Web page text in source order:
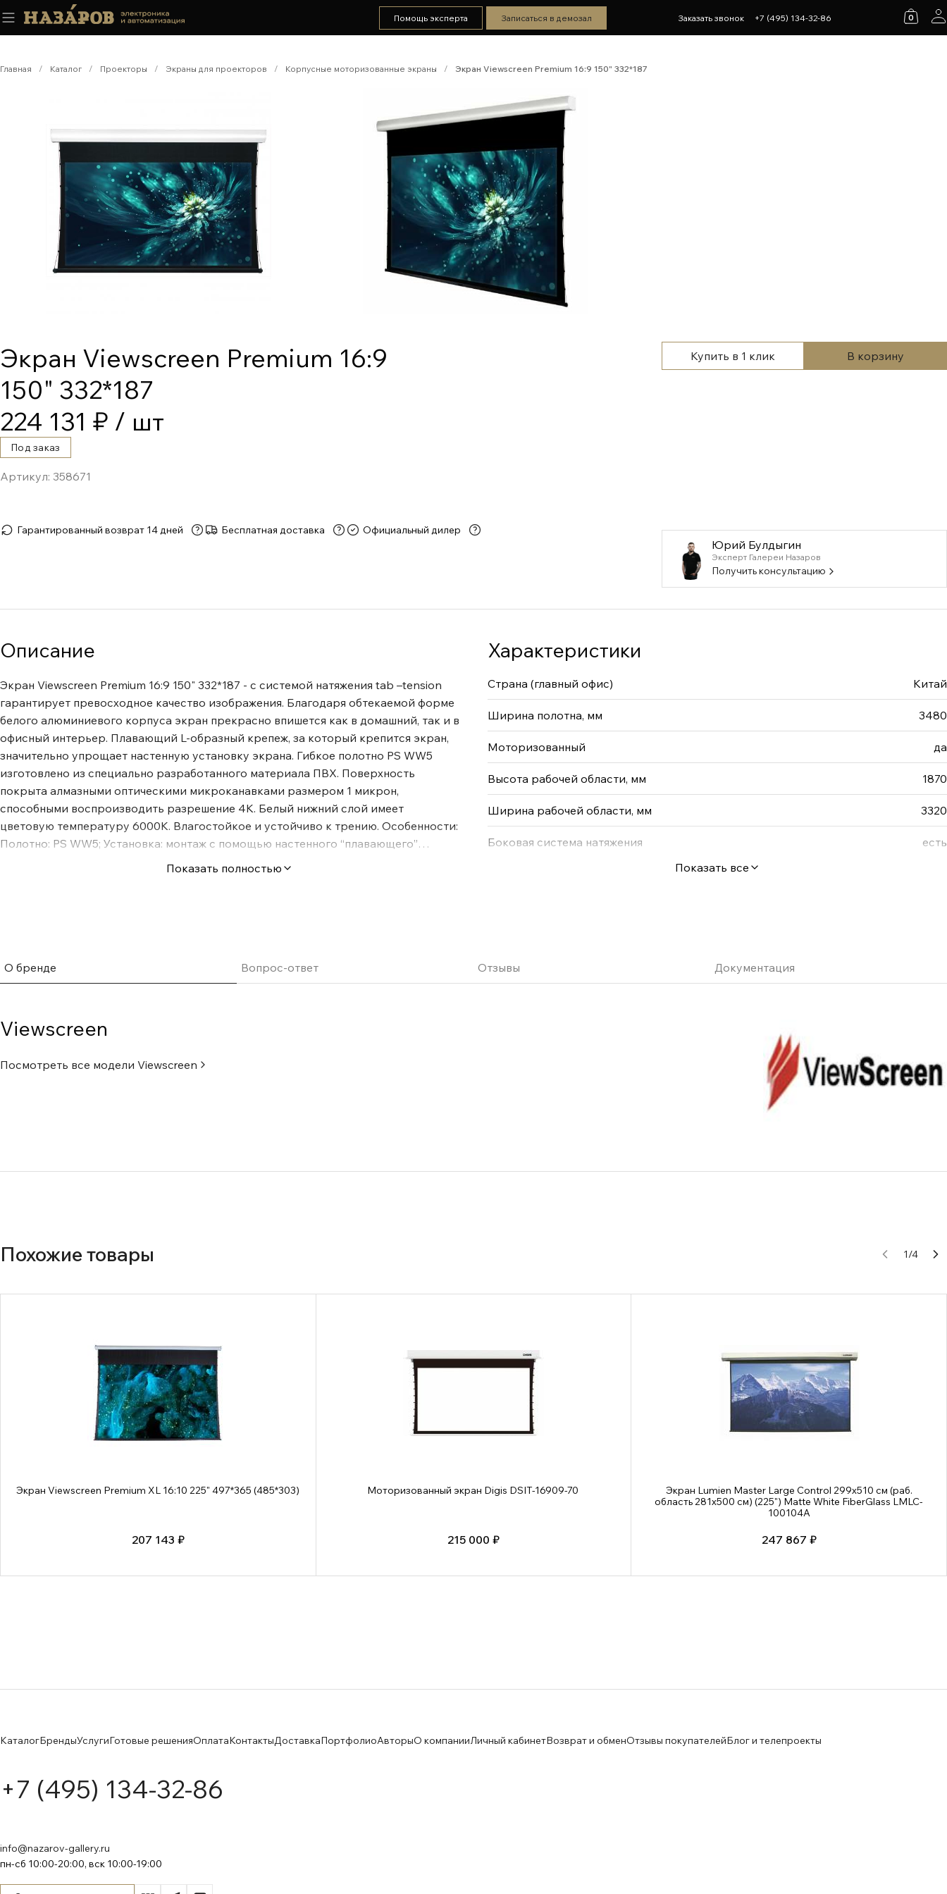
Помощь эксперта Записаться в демозал Заказать звонок +7 (495) 134-32-86 0
Главная / Каталог / Проекторы / Экраны для проекторов / Корпусные моторизованные экраны / Экран Viewscreen Premium 16:9 150" 332*187
Экран Viewscreen Premium 16:9
150" 332*187
224 131 ₽ / шт
Под заказ
Артикул: 358671
Юрий Булдыгин
Эксперт Галереи Назаров
Получить консультацию
Гарантированный возврат 14 дней Бесплатная доставка Официальный дилер
Купить в 1 клик В корзину
Описание
Экран Viewscreen Premium 16:9 150" 332*187 - с системой натяжения tab –tension
гарантирует превосходное качество изображения. Благодаря обтекаемой форме
белого алюминиевого корпуса экран прекрасно впишется как в домашний, так и в
офисный интерьер. Плавающий L-образный крепеж, за который крепится экран,
значительно упрощает настенную установку экрана. Гибкое полотно PS WW5
изготовлено из специально разработанного материала ПВХ. Поверхность
покрыта алмазными оптическими микроканавками размером 1 микрон,
способными воспроизводить разрешение 4K. Белый нижний слой имеет
цветовую температуру 6000К. Влагостойкое и устойчиво к трению. Особенности:
Полотно: PS WW5; Установка: монтаж с помощью настенного “плавающего”
крепежа/ потолочного крепежа / на подвесной крепеж (с использованием “L –
Показать полностью
Характеристики
Страна (главный офис) Китай
Ширина полотна, мм 3480
Моторизованный да
Высота рабочей области, мм 1870
Ширина рабочей области, мм 3320
Боковая система натяжения
есть
Показать все
О бренде Вопрос-ответ Отзывы Документация
Viewscreen
Посмотреть все модели Viewscreen
Похожие товары 1/4
Экран Viewscreen Premium XL 16:10 225" 497*365 (485*303)
207 143 ₽
Моторизованный экран Digis DSIT-16909-70
215 000 ₽
Экран Lumien Master Large Control 299x510 см (раб.
область 281х500 см) (225") Matte White FiberGlass LMLC-
100104A
247 867 ₽
КаталогБрендыУслугиГотовые решенияОплатаКонтактыДоставкаПортфолиоАвторыО компанииЛичный кабинетВозврат и обменОтзывы покупателейБлог и телепроекты
+7 (495) 134-32-86
info@nazarov-gallery.ru
пн-сб 10:00-20:00, вск 10:00-19:00